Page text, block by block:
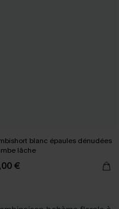
blanc épaules dénudées
lâche
€